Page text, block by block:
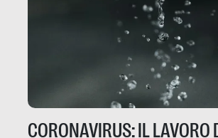
CORONAVIRUS: IL LAVORO